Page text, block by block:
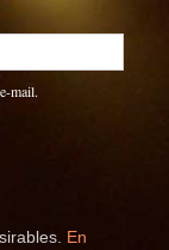
mail.
En